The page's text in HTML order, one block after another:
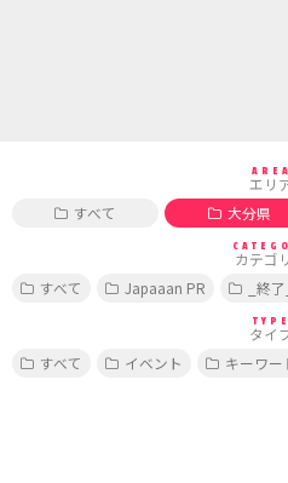
AREA
エリ
すべて
大分県
カテゴ
すべて
Japaaan PR _終了_
TYPE
タイ
すべて
イベント キーワー